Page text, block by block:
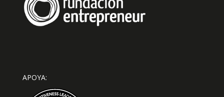
APOYA: